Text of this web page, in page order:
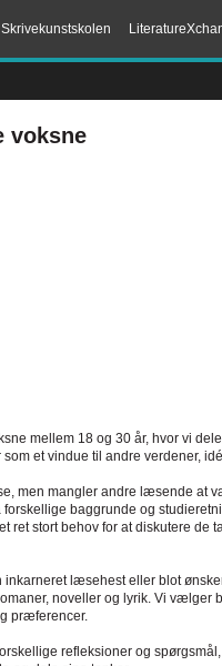
Skrivekunstskolen
voksne
mellem 18 og 30 år, hvor vi
et vindue til andre verdener,
men mangler andre læsende at
baggrunde og
ret stort behov for at diskutere de
inkarneret læsehest eller blot
noveller og lyrik. Vi vælger
præferencer.
refleksioner og